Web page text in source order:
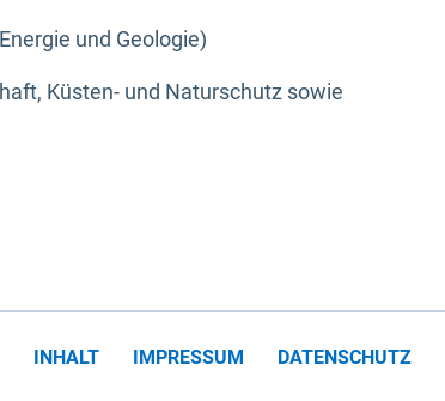
und Geologie)
Küsten- und Naturschutz sowie
INHALT IMPRESSUM DATENSCHUTZ